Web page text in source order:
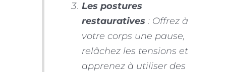
Les postures
restauratives: Offrez à
votre corps une pause,
relâchez les tensions et
apprenez à utiliser des